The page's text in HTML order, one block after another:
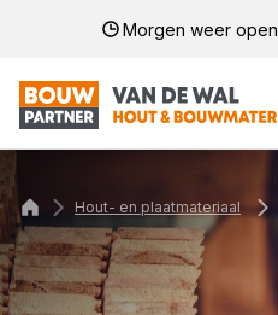
Morgen weer open
Hout- en plaatmateriaal